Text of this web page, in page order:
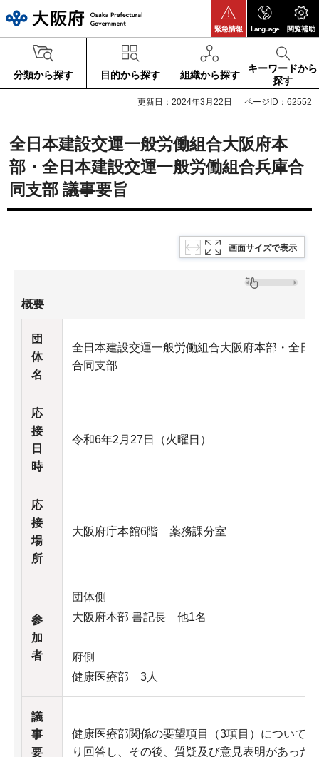
緊急情報 Language 閲覧補助
分類から探す 目的から探す 組織から探す
キーワードから
探す
更新日：2024年3月22日 ページID：62552
全日本建設交運一般労働組合大阪府本
部・全日本建設交運一般労働組合兵庫合
同支部 議事要旨
画面サイズで表示
概要
団
体
名
全日本建設交運一般労働組合大阪府本部・全日
合同支部
応
接
日
時
令和6年2月27日（火曜日）
応
接
場
所
大阪府庁本館6階 薬務課分室
参
加
者
団体側
大阪府本部 書記長 他1名
府側
健康医療部 3人
議
事
要
健康医療部関係の要望項目（3項目）について
り回答し、その後、質疑及び意見表明があった